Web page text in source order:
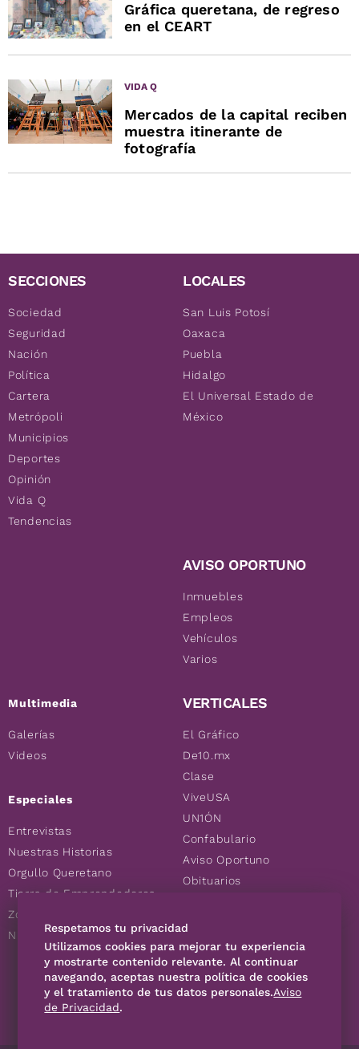
Gráfica queretana, de regreso
en el CEART
VIDA Q
Mercados de la capital reciben
muestra itinerante de
fotografía
SECCIONES
Sociedad
Seguridad
Nación
Política
Cartera
Metrópoli
Municipios
Deportes
Opinión
Vida Q
Tendencias
Multimedia
Galerías
Videos
Especiales
Entrevistas
Nuestras Historias
Orgullo Queretano
Tierra de Emprendedores
Zoociales
Nuevos Queretanos
LOCALES
San Luis Potosí
Oaxaca
Puebla
Hidalgo
El Universal Estado de
México
AVISO OPORTUNO
Inmuebles
Empleos
Vehículos
Varios
VERTICALES
El Gráfico
De10.mx
Clase
ViveUSA
UN1ÓN
Confabulario
Aviso Oportuno
Obituarios
Consultas
SÍGUENOS
Respetamos tu privacidad
Utilizamos cookies para mejorar tu experiencia
y mostrarte contenido relevante. Al continuar
navegando, aceptas nuestra política de cookies
y el tratamiento de tus datos personales.Aviso
de Privacidad.